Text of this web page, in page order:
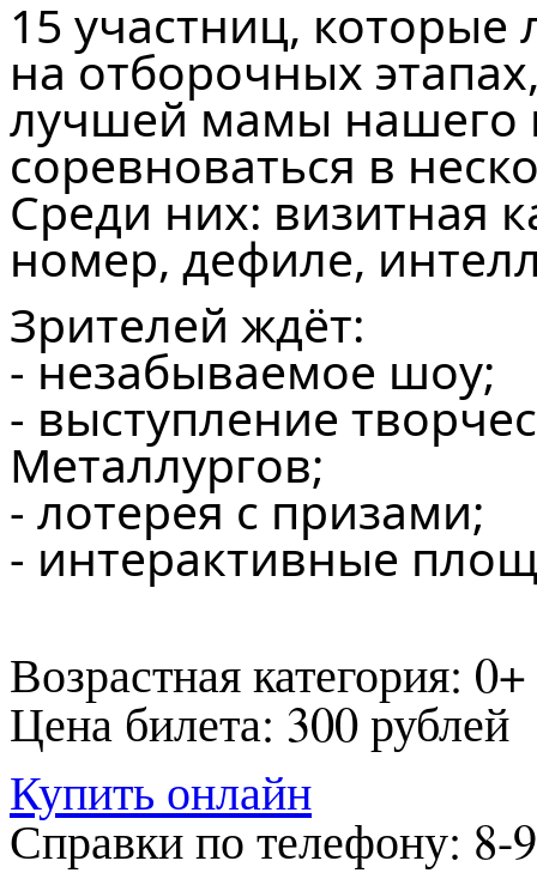
15 участниц,
на отборочных
лучшей мамы нашего
соревноваться в
Среди них: визитная
номер, дефиле,
Зрителей ждёт:
- незабываемое шоу;
- выступление
Металлургов;
- лотерея с призами;
- интерактивные
Возрастная категория: 0+
Цена билета: 300 рублей
Купить онлайн
Справки по телефону: 8-